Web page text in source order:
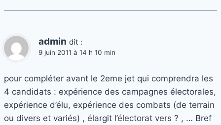
admin dit :
9 juin 2011 à 14 h 10 min
pour compléter avant le 2eme jet qui comprendra les
4 candidats : expérience des campagnes électorales,
expérience d’élu, expérience des combats (de terrain
ou divers et variés) , élargit l’électorat vers ? , … Bref